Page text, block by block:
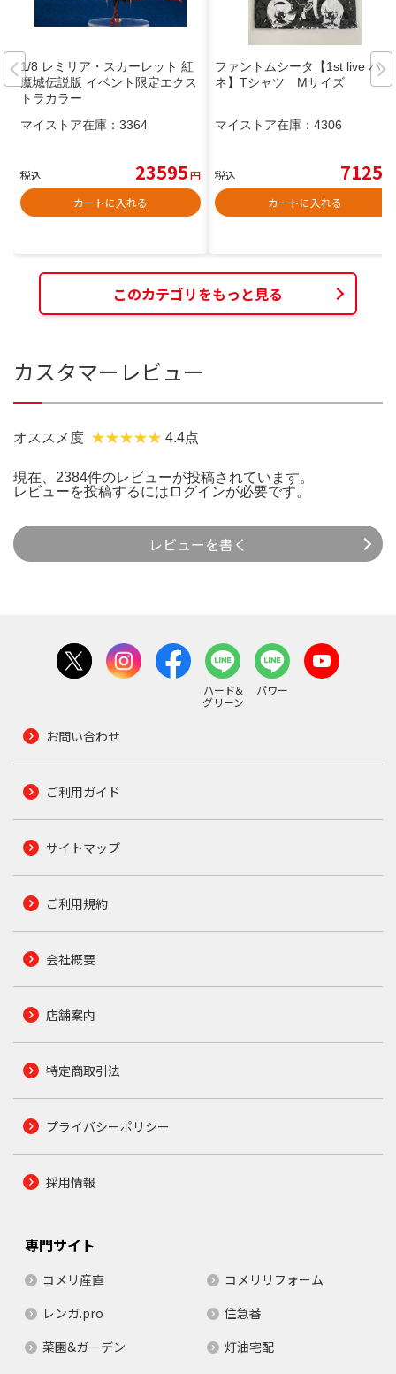
1/8 レミリア・スカーレット 紅
魔城伝説版 イベント限定エクス
トラカラー
マイストア在庫： 3364
税込 23595円
カートに入れる
ファントムシータ【1st live ハイ
ネ】Tシャツ Mサイズ
マイストア在庫： 4306
税込 7125
カートに入れる
このカテゴリをもっと見る
カスタマーレビュー
オススメ度 4.4点
現在、2384件のレビューが投稿されています。
レビューを投稿するには ログインが必要です。
レビューを書く
ハード&
グリーン
パワー
お問い合わせ
ご利用ガイド
サイトマップ
ご利用規約
会社概要
店舗案内
特定商取引法
プライバシーポリシー
採用情報
専門サイト
コメリ産直
コメリリフォーム
レンガ.pro
住急番
菜園&ガーデン
灯油宅配